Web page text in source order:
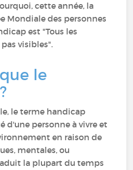
cette année, la
Mondiale des personnes
est "Tous les
visibles".
le
le terme handicap
d'une personne à vivre et
en raison de
mentales, ou
la plupart du temps